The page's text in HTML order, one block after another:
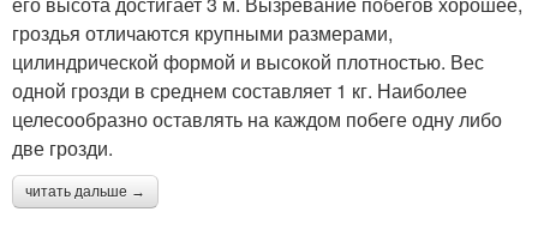
гроздья отличаются крупными размерами,
цилиндрической формой и высокой плотностью. Вес
одной грозди в среднем составляет 1 кг. Наиболее
целесообразно оставлять на каждом побеге одну либо
две грозди.
читать дальше →